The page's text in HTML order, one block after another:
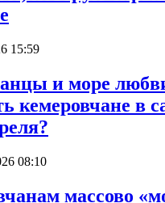
15:59
и море
кемеровчане в
08:10
массово